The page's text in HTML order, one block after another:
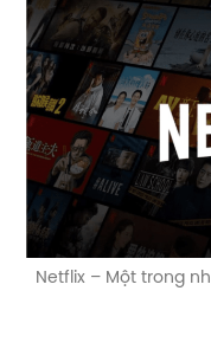
Netflix – Một trong